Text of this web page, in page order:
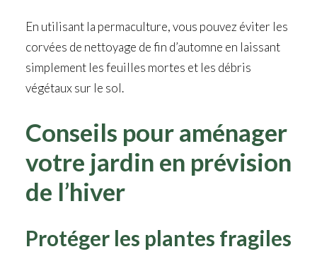
En utilisant la permaculture, vous pouvez éviter les
corvées de nettoyage de fin d’automne en laissant
simplement les feuilles mortes et les débris
végétaux sur le sol.
Conseils pour aménager
votre jardin en prévision
de l’hiver
Protéger les plantes fragiles